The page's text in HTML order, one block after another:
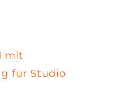
mit
für Studio